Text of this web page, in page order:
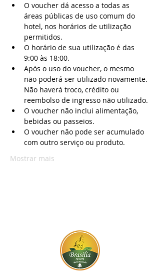
O voucher dá acesso a todas as
áreas públicas de uso comum do
hotel, nos horários de utilização
permitidos.
O horário de sua utilização é das
9:00 às 18:00.
Após o uso do voucher, o mesmo
não poderá ser utilizado novamente.
Não haverá troco, crédito ou
reembolso de ingresso não utilizado.
O voucher não inclui alimentação,
bebidas ou passeios.
O voucher não pode ser acumulado
com outro serviço ou produto.
Mostrar mais